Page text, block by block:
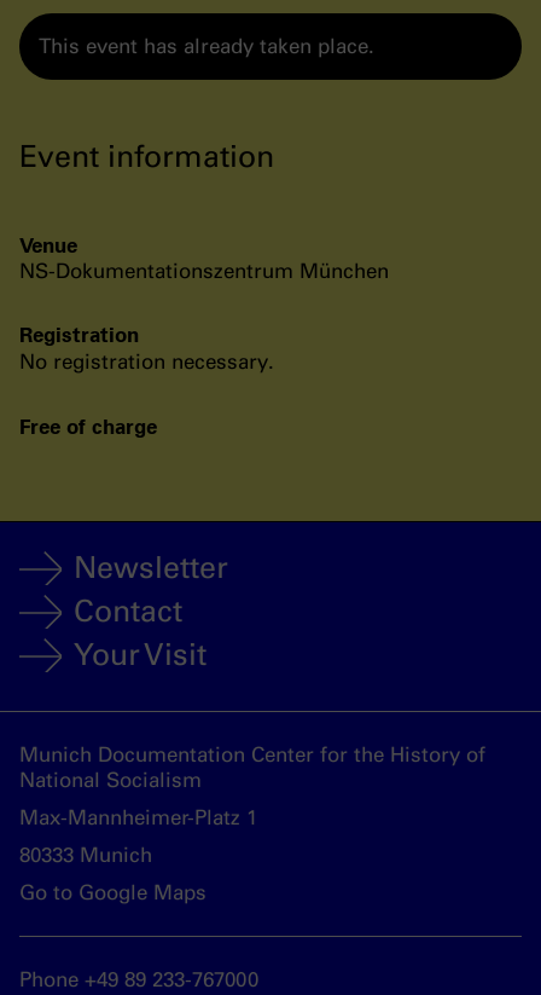
This event has already taken place.
Event information
Venue
NS-Dokumentationszentrum München
Registration
No registration necessary.
Free of charge
Newsletter
Contact
Your Visit
Munich Documentation Center for the History of
National Socialism
Max-Mannheimer-Platz 1
80333 Munich
Go to Google Maps
Phone +49 89 233-767000